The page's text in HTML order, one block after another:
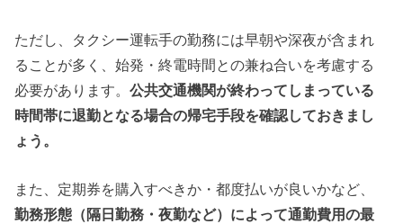
ただし、タクシー運転手の勤務には早朝や深夜が含まれ
ることが多く、始発・終電時間との兼ね合いを考慮する
必要があります。公共交通機関が終わってしまっている
時間帯に退勤となる場合の帰宅手段を確認しておきまし
ょう。
また、定期券を購入すべきか・都度払いが良いかなど、
勤務形態（隔日勤務・夜勤など）によって通勤費用の最